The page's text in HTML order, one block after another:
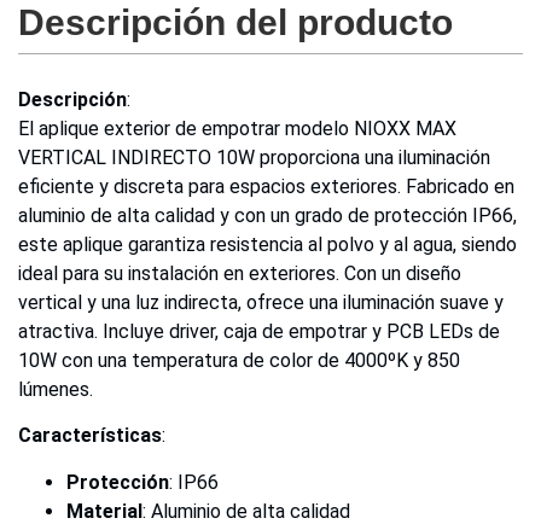
Descripción del producto
Descripción:
El aplique exterior de empotrar modelo NIOXX MAX
VERTICAL INDIRECTO 10W proporciona una iluminación
eficiente y discreta para espacios exteriores. Fabricado en
aluminio de alta calidad y con un grado de protección IP66,
este aplique garantiza resistencia al polvo y al agua, siendo
ideal para su instalación en exteriores. Con un diseño
vertical y una luz indirecta, ofrece una iluminación suave y
atractiva. Incluye driver, caja de empotrar y PCB LEDs de
10W con una temperatura de color de 4000ºK y 850
lúmenes.
Características:
Protección: IP66
Material: Aluminio de alta calidad